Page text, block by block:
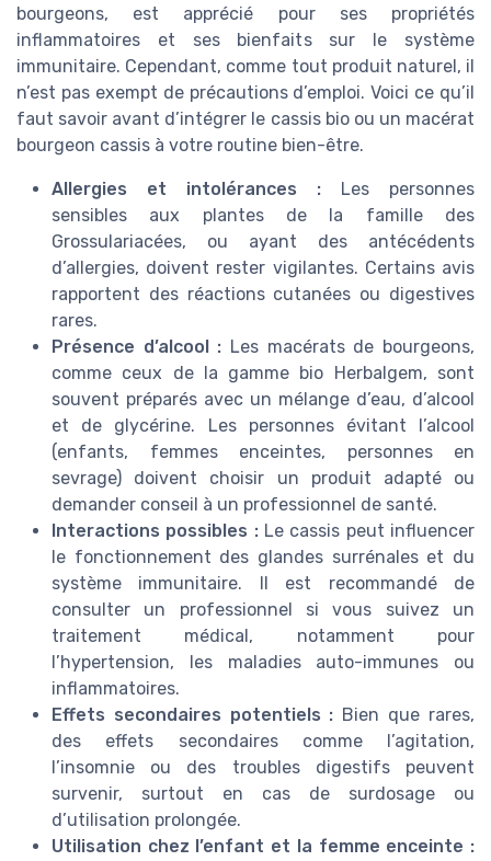
bourgeons, est apprécié pour ses propriétés
inflammatoires et ses bienfaits sur le système
immunitaire. Cependant, comme tout produit naturel, il
n’est pas exempt de précautions d’emploi. Voici ce qu’il
faut savoir avant d’intégrer le cassis bio ou un macérat
bourgeon cassis à votre routine bien-être.
Allergies et intolérances : Les personnes
sensibles aux plantes de la famille des
Grossulariacées, ou ayant des antécédents
d’allergies, doivent rester vigilantes. Certains avis
rapportent des réactions cutanées ou digestives
rares.
Présence d’alcool : Les macérats de bourgeons,
comme ceux de la gamme bio Herbalgem, sont
souvent préparés avec un mélange d’eau, d’alcool
et de glycérine. Les personnes évitant l’alcool
(enfants, femmes enceintes, personnes en
sevrage) doivent choisir un produit adapté ou
demander conseil à un professionnel de santé.
Interactions possibles :Le cassis peut influencer
le fonctionnement des glandes surrénales et du
système immunitaire. Il est recommandé de
consulter un professionnel si vous suivez un
traitement médical, notamment pour
l’hypertension, les maladies auto-immunes ou
inflammatoires.
Effets secondaires potentiels : Bien que rares,
des effets secondaires comme l’agitation,
l’insomnie ou des troubles digestifs peuvent
survenir, surtout en cas de surdosage ou
d’utilisation prolongée.
Utilisation chez l’enfant et la femme enceinte :